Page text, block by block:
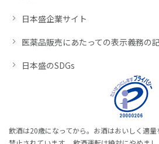
日本盛企業サイト
医薬品販売にあたっての表示義務の
日本盛のSDGs
飲酒は20歳になってから。お酒はおいしく適